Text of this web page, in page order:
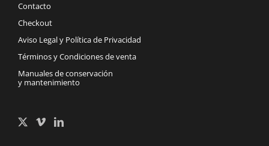
Contacto
Checkout
Aviso Legal y Política de Privacidad
Términos y Condiciones de venta
Manuales de conservación
y mantenimiento